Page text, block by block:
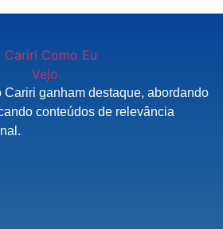
Cariri ganham destaque, abordando
conteúdos de relevância